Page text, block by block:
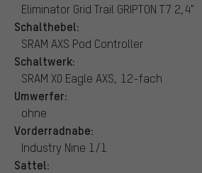
Eliminator Grid Trail GRIPTON T7 2,4"
Schalthebel:
SRAM AXS Pod Controller
Schaltwerk:
SRAM X0 Eagle AXS, 12-fach
Umwerfer:
ohne
Vorderradnabe:
Industry Nine 1/1
Sattel: